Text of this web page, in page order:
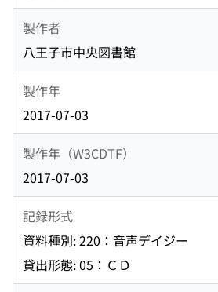
製作者
八王子市中央図書館
製作年
2017-07-03
製作年（W3CDTF）
2017-07-03
記録形式
資料種別: 220：音声デイジー
貸出形態: 05：ＣＤ